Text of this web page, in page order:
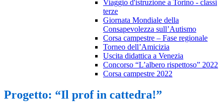
Viaggio d'istruzione a Torino - classi
terze
Giornata Mondiale della
Consapevolezza sull’Autismo
Corsa campestre – Fase regionale
Torneo dell’Amicizia
Uscita didattica a Venezia
Concorso “L’albero rispettoso” 2022
Corsa campestre 2022
Progetto: “Il prof in cattedra!”